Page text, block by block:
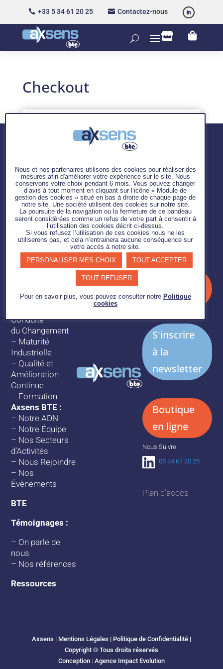
 +33 5 34 61 20 25  Contactez-nous
 
Checkout
Nos
interventions :
Conseil
–Formation
Boutique
–Innovation
Expertises :
Supply chain
Méthodes
Transport
Conduite
du Changement
– Maturité
Industrielle
– Qualité et
Amélioration
Continue
– Formation
Axsens BTE :
– Notre ADN
– Notre Équipe
– Nos Secteurs
d’Activités
– Nous Rejoindre
– Nos
Évènements
BTE
Témoignages :
– On parle de
nous
– Nos références
Ressources
compte
S'inscrire
à la
newsletter
Boutique
en ligne
Nous Suivre
05 34 61 20 25
Plan d’accès
Axsens | Mentions Légales | Politique de Confidentialité|
Copyright © Tous droits réservés
Conception : Agence Impact Evolution
Nous et nos partenaires utilisons des cookies pour réaliser des
mesures afin d'améliorer votre expérience sur le site. Nous
conservons votre choix pendant 6 mois. Vous pouvez changer
d’avis à tout moment en cliquant sur l’icône « Module de
gestion des cookies » situé en bas à droite de chaque page de
notre site. Une société utilisent des cookies sur notre site.
La poursuite de la navigation ou la fermeture de ce bandeau
seront considérées comme un refus de votre part à consentir à
l’utilisation des cookies décrit ci-dessus.
Si vous refusez l’utilisation de ces cookies nous ne les
utiliserons pas, et cela n’entrainera aucune conséquence sur
votre accès à notre site.
PERSONALISER MES CHOIX
TOUT ACCEPTER
TOUT REFUSER
Pour en savoir plus, vous pouvez consulter notre Politique
cookies